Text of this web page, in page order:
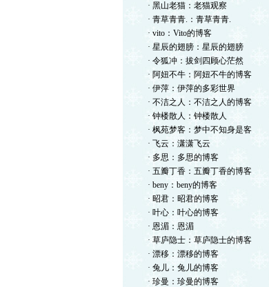
· 黑山老猫：老猫观察
· 青草青青.：青草青青.
· vito：Vito的博客
· 星辰的翅膀：星辰的翅膀
· 令狐冲：拔剑四顾心茫然
· 阿妞不牛：阿妞不牛的博客
· 伊萍：伊萍的多彩世界
· 不洁之人：不洁之人的博客
· 钟楼散人：钟楼散人
· 枫苑梦客：梦中不知身是客
· 飞云：潇潇飞云
· 多思：多思的博客
· 五瓣丁香：五瓣丁香的博客
· beny：beny的博客
· 昭君：昭君的博客
· 叶心：叶心的博客
· 恩湄：恩湄
· 草庐隐士：草庐隐士的博客
· 漂移：漂移的博客
· 兔儿：兔儿的博客
· 珍曼：珍曼的博客